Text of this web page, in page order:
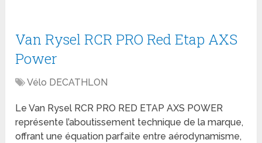
Van Rysel RCR PRO Red Etap AXS
Power
Vélo DECATHLON
Le Van Rysel RCR PRO RED ETAP AXS POWER
représente l’aboutissement technique de la marque,
offrant une équation parfaite entre aérodynamisme,